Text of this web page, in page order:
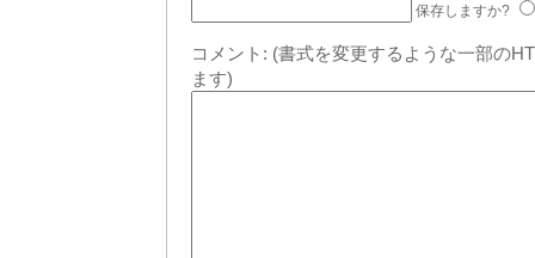
保存しますか?
コメント: (書式を変更するような一部の
ます)